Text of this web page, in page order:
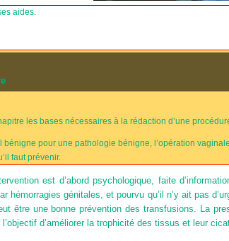
aides.
les bases nécessaires à la rédaction d’une
bénigne pour une pathologie bénigne, l’opération
faut prévenir.
est d’abord psychologique, faite
hémorragies génitales, et pourvu qu’il n’y ait pas
être une bonne prévention des transfusions. La
d’améliorer la trophicité des tissus et leur